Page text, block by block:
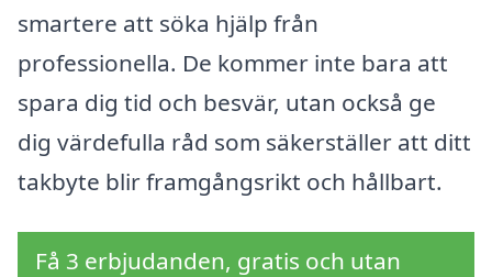
smartere att söka hjälp från
professionella. De kommer inte bara att
spara dig tid och besvär, utan också ge
dig värdefulla råd som säkerställer att ditt
takbyte blir framgångsrikt och hållbart.
Få 3 erbjudanden, gratis och utan